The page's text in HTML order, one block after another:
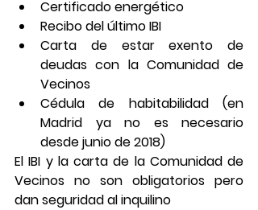
Certificado energético
Recibo del último IBI
Carta de estar exento de
deudas con la Comunidad de
Vecinos
Cédula de habitabilidad (en
Madrid ya no es necesario
desde junio de 2018)
El IBI y la carta de la Comunidad de
Vecinos no son obligatorios pero
dan seguridad al inquilino